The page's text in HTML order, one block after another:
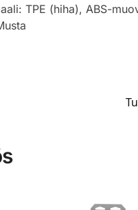
TPE (hiha), ABS-